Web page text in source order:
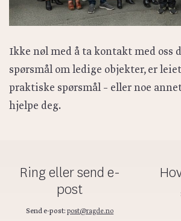
Ikke nøl med å ta kontakt med oss
spørsmål om ledige objekter, er
praktiske spørsmål – eller noe
hjelpe deg.
Ring eller send e-
post
Send e-post: post@ragde.no